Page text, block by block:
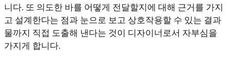
니다. 또 의도한 바를 어떻게 전달할지에 대해 근거를 가지
고 설계한다는 점과 눈으로 보고 상호작용할 수 있는 결과
물까지 직접 도출해 낸다는 것이 디자이너로서 자부심을
가지게 합니다.